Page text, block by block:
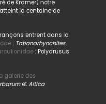
de Kramer) notre
atteint la centaine de
entrent dans la
: Tatianarhynchites
: Polydrusus
galerie des
etAltica